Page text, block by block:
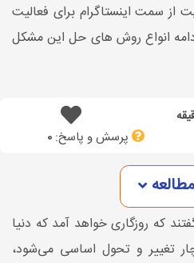
از سمت اینستاگرام برای فعالیت
انواع روش های حل این مشکل
پرسش و پاسخ:0
که روزگاری خواهد آمد که دنیا
تغییر و تحول اساسی می‌شود،